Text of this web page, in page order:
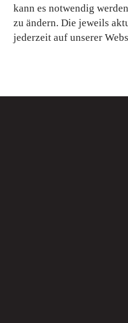
kann es notwendig
zu ändern. Die jeweils
jederzeit auf unserer